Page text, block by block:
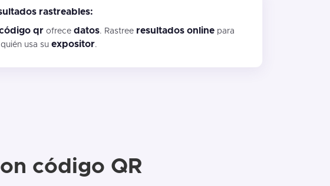
rastreables:
qr ofrecedatos. Rastree resultados online para
usa suexpositor.
código QR